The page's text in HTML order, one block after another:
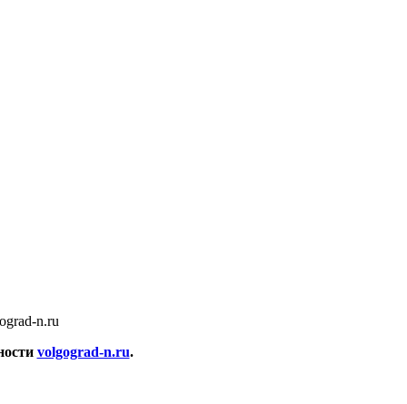
n.ru
volgograd-n.ru.